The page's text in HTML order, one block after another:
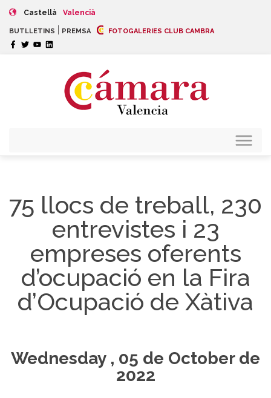
Castellà Valencià
BUTLLETINS PREMSA FOTOGALERIES CLUB CAMBRA
75 llocs de treball, 230
entrevistes i 23
empreses oferents
d’ocupació en la Fira
d’Ocupació de Xàtiva
Wednesday , 05 de October de
2022